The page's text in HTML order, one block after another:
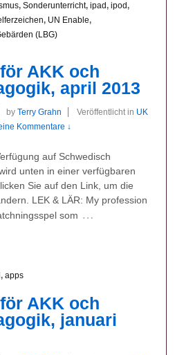
, Sonderunterricht, ipad, ipod,
, UN Enable,
(LBG)
AKK och
april 2013
by Terry Grahn Veröffentlicht in UK
Kommentare ↓
auf Schwedisch
unten in einer verfügbaren
Sie auf den Link, um die
LEK & LÄR: My profession
som …
, apps
AKK och
januari